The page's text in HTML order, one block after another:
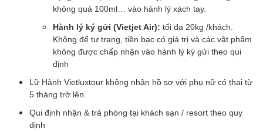
không quá 100ml… vào hành lý xách tay.
Hành lý ký gửi (Vietjet Air): tối đa 20kg /khách.
Không để tư trang, tiền bạc có giá trị và các vật phẩm
không được chấp nhận vào hành lý ký gửi theo qui
định
Lữ Hành Vietluxtour không nhận hồ sơ với phụ nữ có thai từ
5 tháng trở lên.
Qui định nhận & trả phòng tại khách sạn / resort theo quy
định